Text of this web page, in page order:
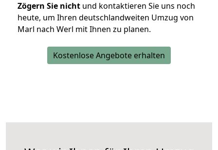
Zögern Sie nicht und kontaktieren Sie uns noch
heute, um Ihren deutschlandweiten Umzug von
Marl nach Werl mit Ihnen zu planen.
Kostenlose Angebote erhalten